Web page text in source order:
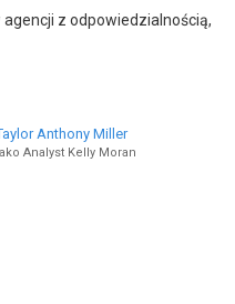
z odpowiedzialnością,
Anthony Miller
Analyst Kelly Moran